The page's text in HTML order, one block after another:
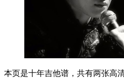
本页是十年吉他谱，共有两张高